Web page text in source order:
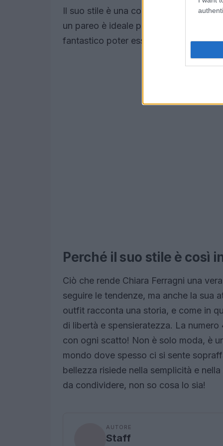
Il suo stile è una combinazione
un pareo è ideale per una giornata in
fantastico poter essere alla moda
Perché il suo stile è così
Ciò che rende Chiara Ferragni una
seguire le tendenze, ma anche la sua
outfit racconta una storia, e come in
di libertà e spensieratezza. La
con ogni scatto! Non è solo moda, è
mondo dove spesso ci si sente
bellezza risiede nella semplicità e
da condividere, non so cosa lo sia!
AUTORE
Staff